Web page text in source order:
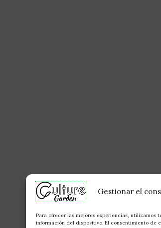
Gestionar el
Para ofrecer las mejores experiencias, utilizamos
información del dispositivo. El consentimiento de